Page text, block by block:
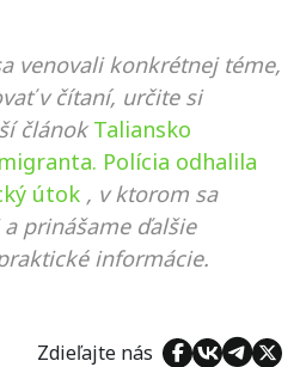
venovali konkrétnej téme,
v čítaní, určite si
článok Taliansko
Polícia odhalila
útok , v ktorom sa
prinášame ďalšie
informácie.
Zdieľajte nás